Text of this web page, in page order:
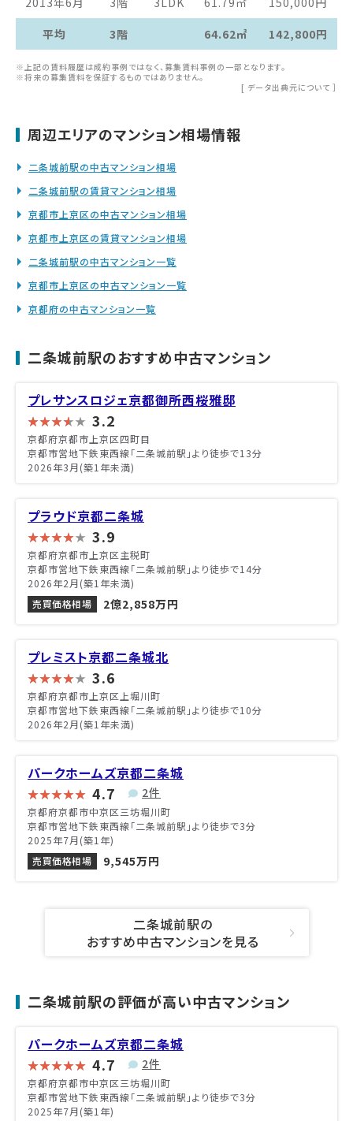
平均
3階 64.62㎡ 142,800円
※上記の賃料履歴は成約事例ではなく、募集賃料事例の一部となります。
※将来の募集賃料を保証するものではありません。
[ データ出典元について ］
周辺エリアのマンション相場情報
二条城前駅の中古マンション相場
二条城前駅の賃貸マンション相場
京都市上京区の中古マンション相場
京都市上京区の賃貸マンション相場
二条城前駅の中古マンション一覧
京都市上京区の中古マンション一覧
京都府の中古マンション一覧
二条城前駅のおすすめ中古マンション
プレサンスロジェ京都御所西桜雅邸
3.2
京都府京都市上京区四町目
京都市営地下鉄東西線「二条城前駅」より徒歩で13分
2026年3月(築1年未満)
プラウド京都二条城
3.9
京都府京都市上京区主税町
京都市営地下鉄東西線「二条城前駅」より徒歩で14分
2026年2月(築1年未満)
売買価格相場
2億2,858万円
プレミスト京都二条城北
3.6
京都府京都市上京区上堀川町
京都市営地下鉄東西線「二条城前駅」より徒歩で10分
2026年2月(築1年未満)
パークホームズ京都二条城
4.7 2件
京都府京都市中京区三坊堀川町
京都市営地下鉄東西線「二条城前駅」より徒歩で3分
2025年7月(築1年)
売買価格相場
9,545万円
二条城前駅の
おすすめ中古マンションを見る
二条城前駅の評価が高い中古マンション
パークホームズ京都二条城
4.7 2件
京都府京都市中京区三坊堀川町
京都市営地下鉄東西線「二条城前駅」より徒歩で3分
2025年7月(築1年)